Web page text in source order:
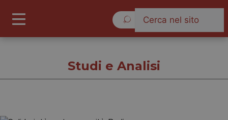
Studi e Analisi